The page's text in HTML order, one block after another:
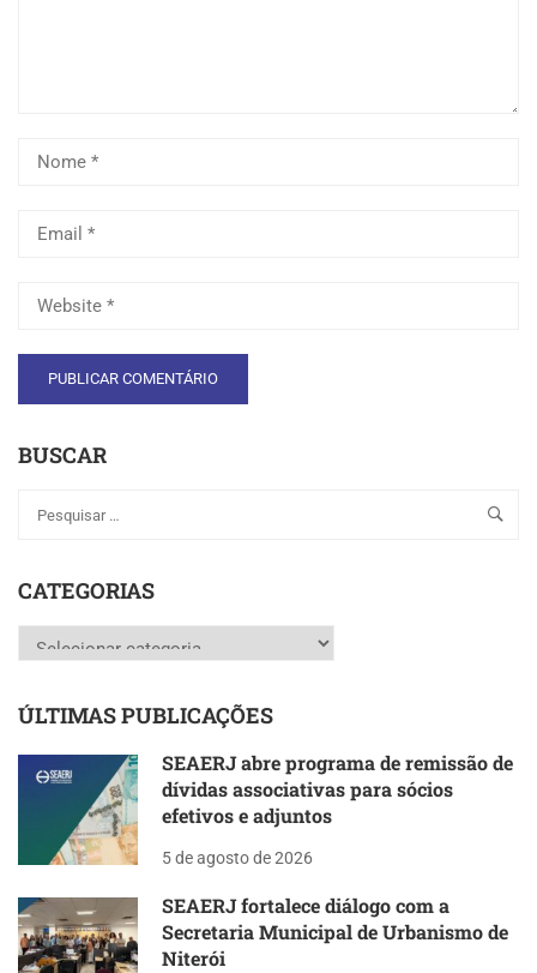
BUSCAR
CATEGORIAS
Categorias
ÚLTIMAS PUBLICAÇÕES
SEAERJ abre programa de remissão de
dívidas associativas para sócios
efetivos e adjuntos
5 de agosto de 2026
SEAERJ fortalece diálogo com a
Secretaria Municipal de Urbanismo de
Niterói